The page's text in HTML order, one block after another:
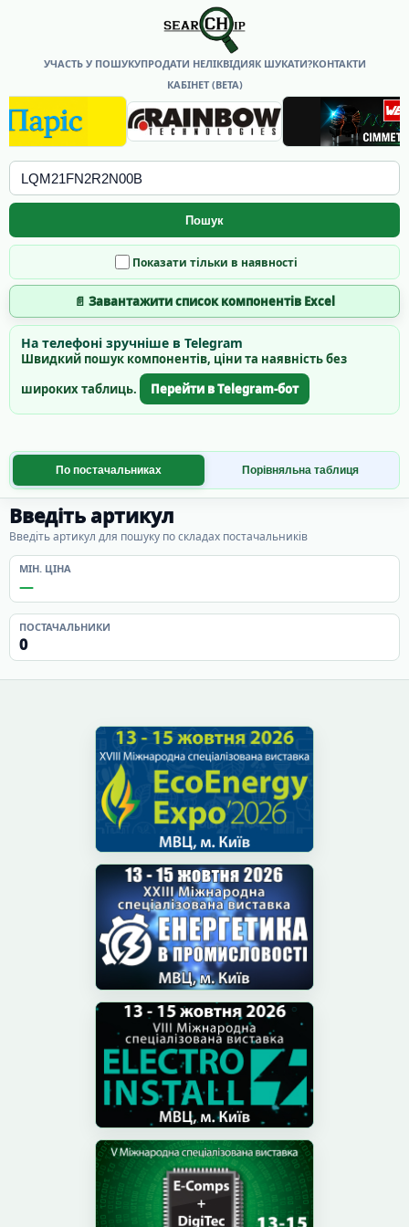
УЧАСТЬ У ПОШУКУПРОДАТИ НЕЛІКВІДИЯК ШУКАТИ?КОНТАКТИ
КАБІНЕТ (BETA)
Пошук
Показати тільки в наявності
📄 Завантажити список компонентів Excel
На телефоні зручніше в Telegram
Швидкий пошук компонентів, ціни та наявність без
широких таблиць.
Перейти в Telegram-бот
По постачальниках Порівняльна таблиця
Введіть артикул
Введіть артикул для пошуку по складах постачальників
МІН. ЦІНА
—
ПОСТАЧАЛЬНИКИ
0